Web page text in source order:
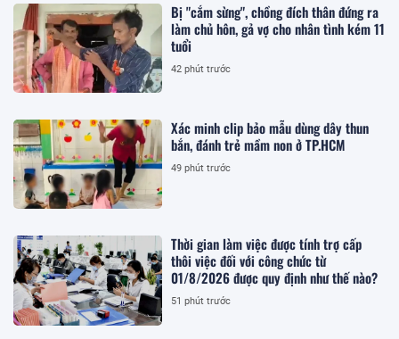
Bị "cắm sừng", chồng đích thân đứng ra
làm chủ hôn, gả vợ cho nhân tình kém 11
tuổi
42 phút trước
Xác minh clip bảo mẫu dùng dây thun
bắn, đánh trẻ mầm non ở TP.HCM
49 phút trước
Thời gian làm việc được tính trợ cấp
thôi việc đối với công chức từ
01/8/2026 được quy định như thế nào?
51 phút trước